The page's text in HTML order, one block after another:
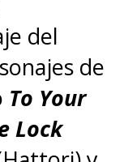
del
de
To Your
Lock